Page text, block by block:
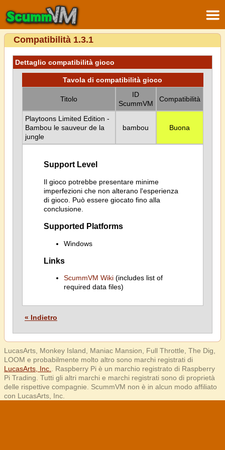
Compatibilità 1.3.1
Dettaglio compatibilità gioco
Tavola di compatibilità gioco
Titolo
ID
ScummVM
Compatibilità
Playtoons Limited Edition -
Bambou le sauveur de la
jungle
bambou Buona
Support Level
Il gioco potrebbe presentare minime
imperfezioni che non alterano l'esperienza
di gioco. Può essere giocato fino alla
conclusione.
Supported Platforms
Windows
Links
ScummVM Wiki(includes list of
required data files)
« Indietro
LucasArts, Monkey Island, Maniac Mansion, Full Throttle, The Dig,
LOOM e probabilmente molto altro sono marchi registrati di
LucasArts, Inc.
. Raspberry Pi è un marchio registrato di Raspberry
Pi Trading. Tutti gli altri marchi e marchi registrati sono di proprietà
delle rispettive compagnie. ScummVM non è in alcun modo affiliato
con LucasArts, Inc.